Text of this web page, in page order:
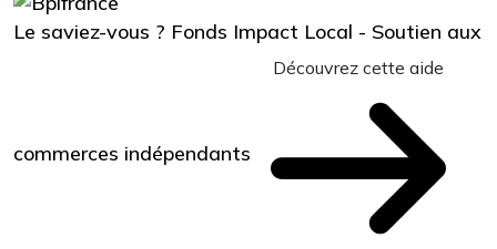
Le saviez-vous ? Fonds Impact Local - Soutien aux
commerces indépendants
Découvrez cette aide